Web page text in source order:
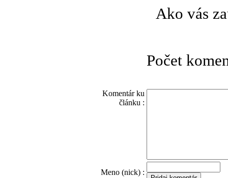
Ako vás
Počet
Komentár ku
článku :
Meno (nick) :